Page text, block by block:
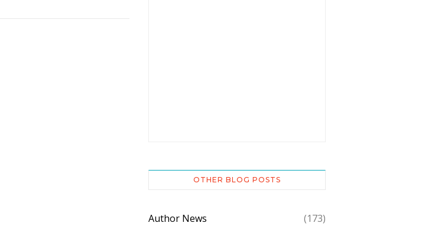
OTHER BLOG POSTS
Author News (173)